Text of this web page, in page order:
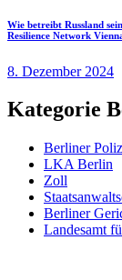
Wie betreibt Russland
Resilience Network
8. Dezember 2024
Kategorie
Berliner
LKA Berlin
Zoll
Berliner
Landesamt